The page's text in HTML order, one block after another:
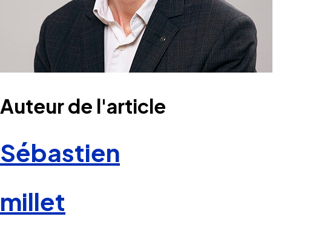
Auteur de l'article
Sébastien
millet